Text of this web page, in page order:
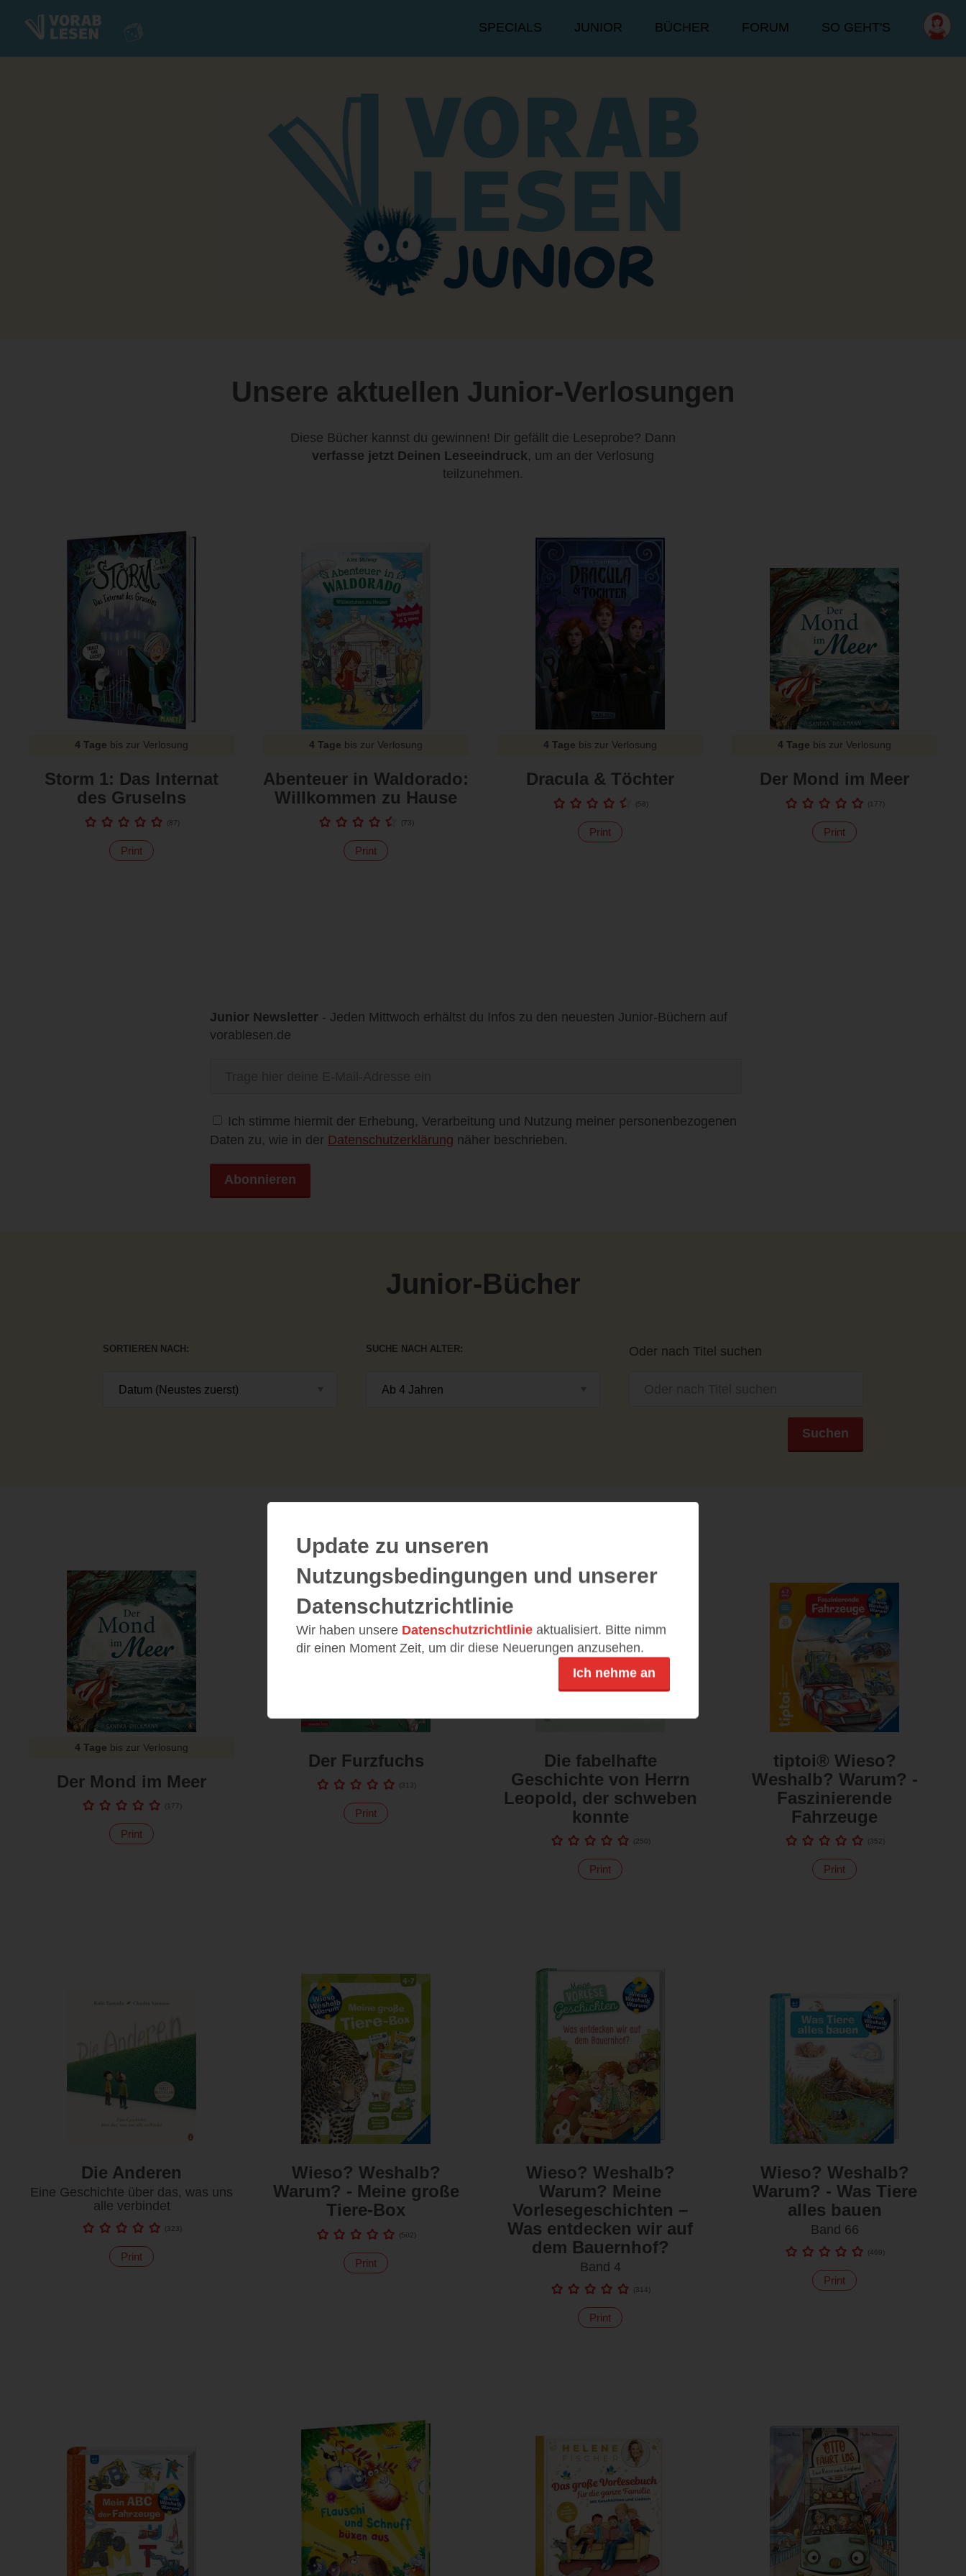
Hauptmenü
SPECIALS JUNIOR BÜCHER FORUM SO GEHT'S
Unsere aktuellen Junior-Verlosungen
Diese Bücher kannst du gewinnen! Dir gefällt die Leseprobe? Dann
verfasse jetzt Deinen Leseeindruck, um an der Verlosung
teilzunehmen.
4 Tage bis zur Verlosung
Storm 1: Das Internat
des Gruselns
(87)
Print
4 Tage bis zur Verlosung
Abenteuer in Waldorado:
Willkommen zu Hause
(73)
Print
4 Tage bis zur Verlosung
Dracula & Töchter
(58)
Print
4 Tage bis zur Verlosung
Der Mond im Meer
(177)
Print
Junior Newsletter - Jeden Mittwoch erhältst du Infos zu den neuesten Junior-Büchern auf
vorablesen.de
E-
Mail-
Ich stimme hiermit der Erhebung, Verarbeitung und Nutzung meiner personenbezogenen
Daten zu, wie in der Datenschutzerklärung näher beschrieben.
Abonnieren
Junior-Bücher
SORTIEREN NACH SUCHE NACH ALTER Oder nach Titel suchen
Suchen
4 Tage bis zur Verlosung
Der Mond im Meer
(177)
Print
Der Furzfuchs
(313)
Print
Die fabelhafte
Geschichte von Herrn
Leopold, der schweben
konnte
(250)
Print
tiptoi® Wieso?
Weshalb? Warum? -
Faszinierende
Fahrzeuge
(352)
Print
Die Anderen
Eine Geschichte über das, was uns
alle verbindet
(323)
Print
Wieso? Weshalb?
Warum? - Meine große
Tiere-Box
(502)
Print
Wieso? Weshalb?
Warum? Meine
Vorlesegeschichten –
Was entdecken wir auf
dem Bauernhof?
Band 4
(314)
Print
Wieso? Weshalb?
Warum? - Was Tiere
alles bauen
Band 66
(469)
Print
Update zu unseren
Nutzungsbedingungen und unserer
Datenschutzrichtlinie
Wir haben unsere Datenschutzrichtlinie aktualisiert. Bitte nimm
dir einen Moment Zeit, um dir diese Neuerungen anzusehen.
Ich nehme an